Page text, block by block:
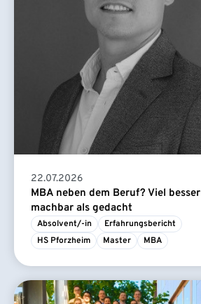
22.07.2026
MBA neben dem Beruf? Viel besser
machbar als gedacht
Absolvent/-in
Erfahrungsbericht
HS Pforzheim
Master MBA